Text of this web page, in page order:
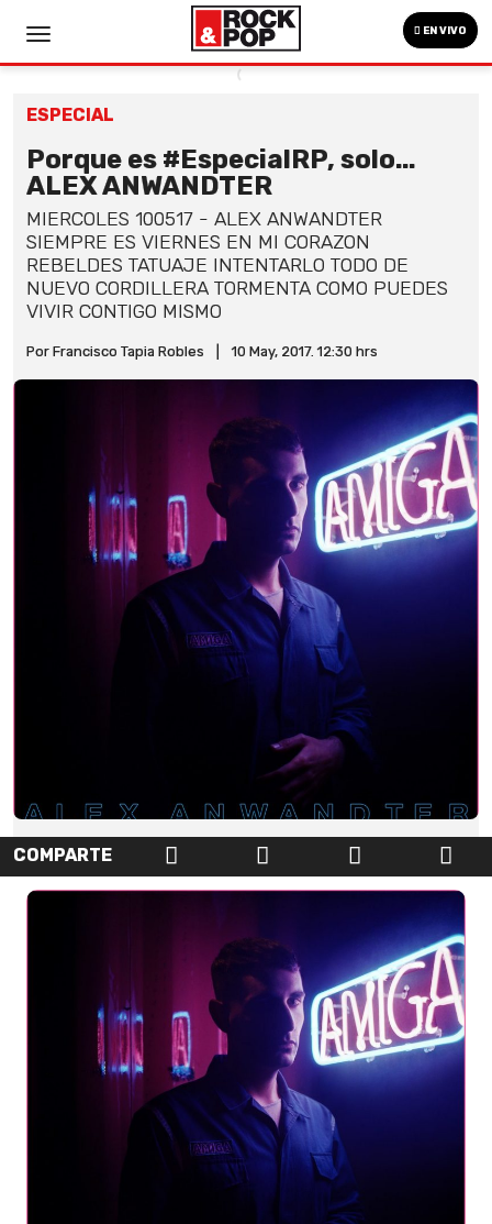
EN VIVO
ESPECIAL
Porque es #EspecialRP, solo...
ALEX ANWANDTER
MIERCOLES 100517 - ALEX ANWANDTER
SIEMPRE ES VIERNES EN MI CORAZON
REBELDES TATUAJE INTENTARLO TODO DE
NUEVO CORDILLERA TORMENTA COMO PUEDES
VIVIR CONTIGO MISMO
Por Francisco Tapia Robles 10 May, 2017. 12:30 hrs
COMPARTE